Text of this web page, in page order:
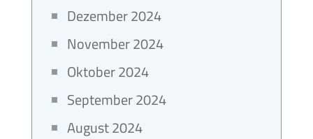
Dezember 2024
November 2024
Oktober 2024
September 2024
August 2024